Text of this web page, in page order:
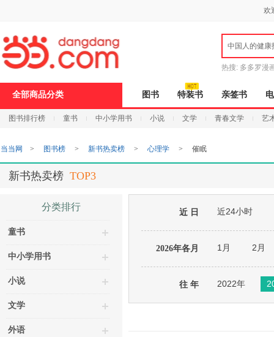
打
开
无
障
页
加
欢
中国人的健康
热搜: 多多罗漫
全部商品分类 图书 特装书 亲签书
图书排行榜 童书 中小学用书 小说 文学 青春文学 艺
当当网 > 图书榜 > 新书热卖榜 > 心理学 > 催眠
新书热卖榜 TOP3
分类排行
童书
中小学用书
小说
文学
外语
近 日 近24小时
2026年各月 1月 2月
往 年 2022年